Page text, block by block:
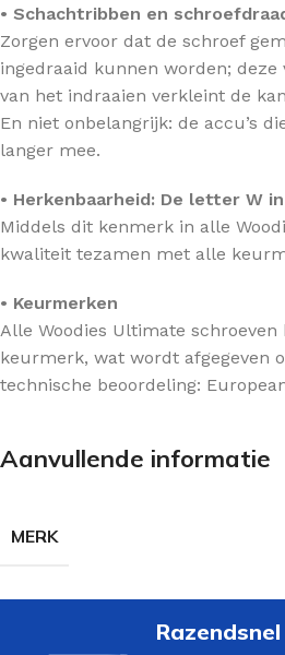
• Schachtribben en
Zorgen ervoor dat de schroef
ingedraaid kunnen worden;
van het indraaien verkleint de
En niet onbelangrijk: de accu’s
langer mee.
• Herkenbaarheid: De letter W
Middels dit kenmerk in alle
kwaliteit tezamen met alle
• Keurmerken
Alle Woodies Ultimate schroeven
keurmerk, wat wordt afgegeven
technische beoordeling:
Aanvullende informatie
MERK